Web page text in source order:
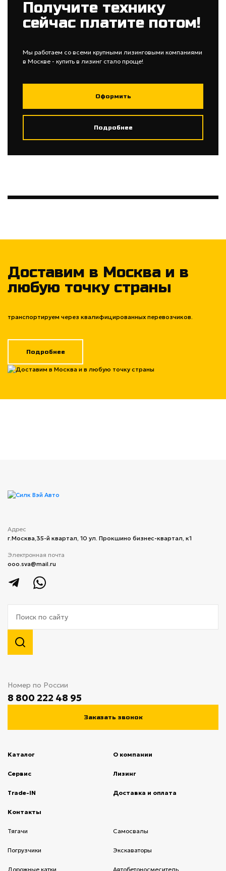
Получите технику
сейчас платите потом!
Мы работаем со всеми крупными лизинговыми компаниями
в Москве - купить в лизинг стало проще!
Оформить
Подробнее
Доставим в Москва и в
любую точку страны
транспортируем через квалифицированных перевозчиков.
Подробнее
Адрес
г.Москва,​35-й квартал, 10 ​ул. Прокшино бизнес-квартал, к1
Электронная почта
ooo.sva@mail.ru
Номер по России
8 800 222 48 95
Заказать звонок
Каталог О компании
Сервис Лизинг(current)
Trade-IN Доставка и оплата
Контакты
Тягачи Cамосвалы
Погрузчики Экскаваторы
Дорожные катки Автобетоносмеситель